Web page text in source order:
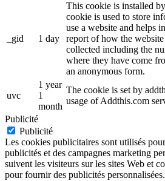
_gid 1 day
This cookie is installed
cookie is used to store
use a website and helps
report of how the
collected including the
where they have come
an anonymous form.
uvc
1 year
1
month
The cookie is set by
usage of Addthis.com
Publicité
Publicité
Les cookies publicitaires sont utilisés
publicités et des campagnes marketing
suivent les visiteurs sur les sites Web et
pour fournir des publicités personnalisées.